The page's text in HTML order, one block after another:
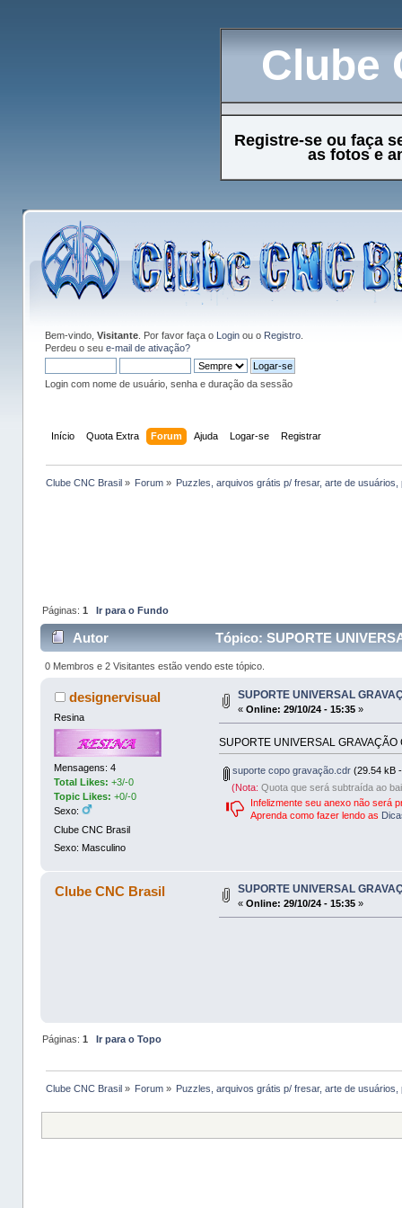
Clube
Registre-se ou faça
as fotos e
Bem-vindo, Visitante. Por favor faça o Loginou o Registro.
Perdeu o seu e-mail de ativação?
Login com nome de usuário, senha e duração da sessão
Início Quota Extra Forum Ajuda Logar-se Registrar
Clube CNC Brasil» Forum » Puzzles, arquivos grátis p/ fresar, arte de usuários,
Páginas: 1 Ir para o Fundo
Autor Tópico: SUPORTE
0 Membros e 2 Visitantes estão vendo este tópico.
designervisual
Resina
Mensagens: 4
Total Likes:+3/-0
Topic Likes: +0/-0
Sexo:
Clube CNC Brasil
Sexo: Masculino
SUPORTE UNIVERSAL
«Online: 29/10/24 - 15:35 »
SUPORTE UNIVERSAL GRAVAÇÃO
suporte copo gravação.cdr (29.54 kB
(Nota: Quota que será subtraída ao
Infelizmente seu anexo não será
Aprenda como fazer lendo as
Clube CNC Brasil SUPORTE UNIVERSAL
«Online: 29/10/24 - 15:35 »
Páginas: 1 Ir para o Topo
Clube CNC Brasil» Forum » Puzzles, arquivos grátis p/ fresar, arte de usuários,